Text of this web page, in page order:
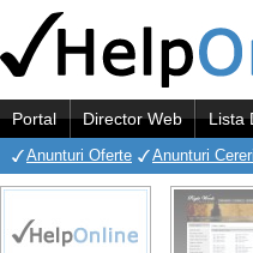
Portal Director Web Lista
Anunturi Oferte Anunturi Cereri